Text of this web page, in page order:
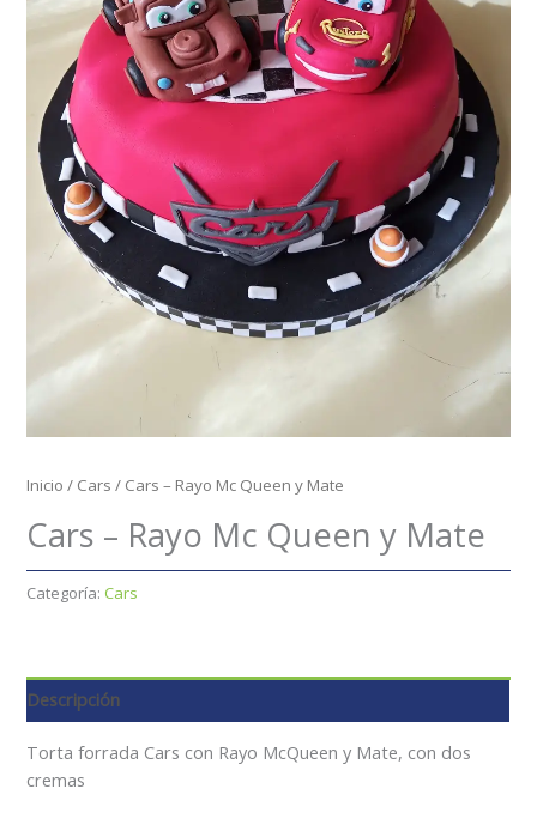
Inicio / Cars / Cars – Rayo Mc Queen y Mate
Cars – Rayo Mc Queen y Mate
Categoría: Cars
Descripción
Torta forrada Cars con Rayo McQueen y Mate, con dos
cremas